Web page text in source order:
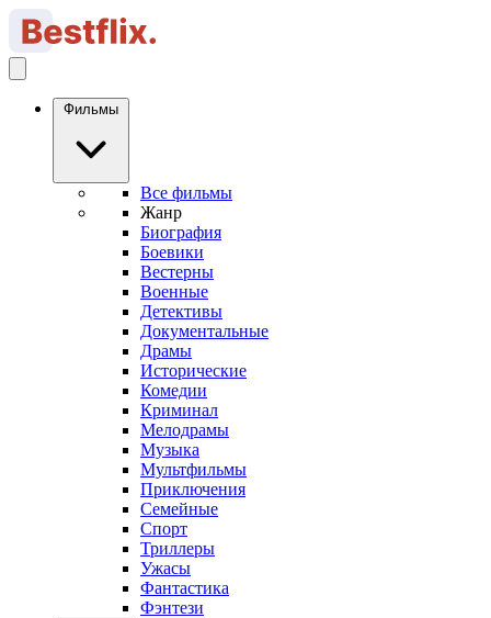
Фильмы
Все фильмы
Жанр
Биография
Боевики
Вестерны
Военные
Детективы
Документальные
Драмы
Исторические
Комедии
Криминал
Мелодрамы
Музыка
Мультфильмы
Приключения
Семейные
Спорт
Триллеры
Ужасы
Фантастика
Фэнтези